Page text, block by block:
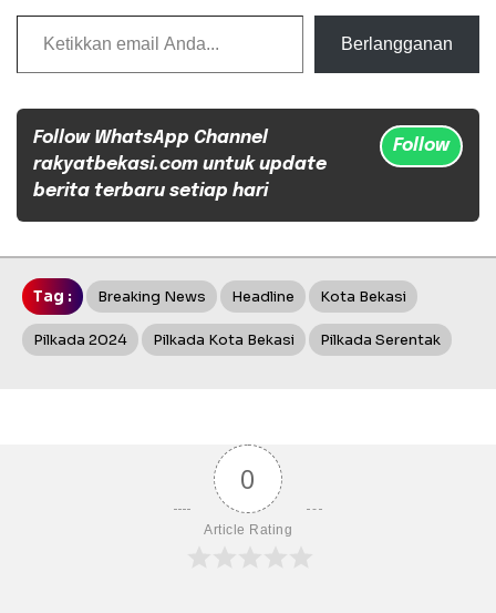
Ketikkan email Anda...
Berlangganan
Follow WhatsApp Channel
rakyatbekasi.com untuk update
berita terbaru setiap hari
Follow
Tag : Breaking News Headline Kota Bekasi
Pilkada 2024 Pilkada Kota Bekasi Pilkada Serentak
0
Article Rating